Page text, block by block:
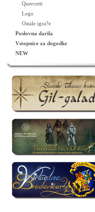
Quercetti
Lego
Ostale igra?e
Poslovna darila
Vstopnice za dogodke
NEW